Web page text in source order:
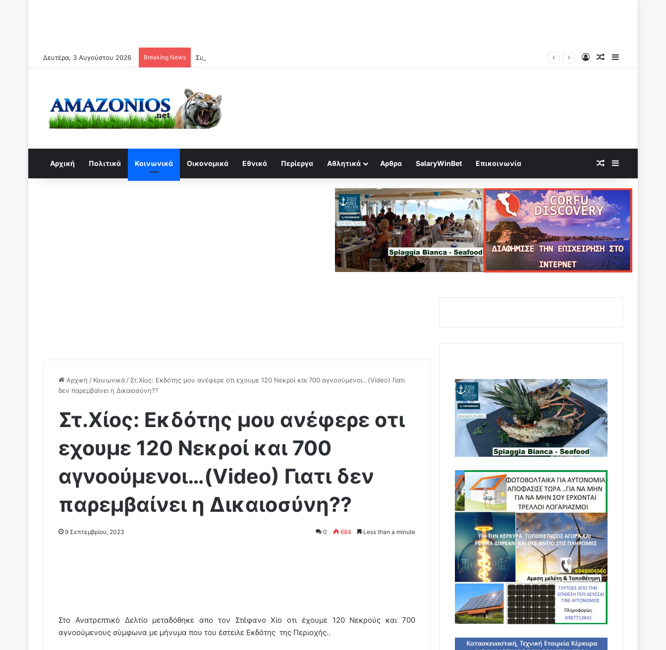
Δευτέρα, 3 Αυγούστου 2026 Breaking News Συναγερμός για κραχ τύπου 1929 και τραπεζική κατάρρευση Log InRandom Article
Αρχική Πολιτικά Κοινωνικά Οικονομικά Εθνικά Περίεργα Αθλητικά Αρθρα SalaryWinBet Επικοινωνία Random Article
Αρχική / Κοινωνικά / Στ.Χίος: Εκδότης μου ανέφερε οτι εχουμε 120 Νεκροί και 700 αγνοούμενοι…(Video) Γιατι
δεν παρεμβαίνει η Δικαιοσύνη??
Στ.Χίος: Εκδότης μου ανέφερε οτι
εχουμε 120 Νεκροί και 700
αγνοούμενοι…(Video) Γιατι δεν
παρεμβαίνει η Δικαιοσύνη??
9 Σεπτεμβρίου, 2023 0 684 Less than a minute
Στο Ανατρεπτικό Δελτίο μεταδόθηκε απο τον Στέφανο Χίο οτι έχουμε 120 Νεκρούς και 700
αγνοούμενους σύμφωνα με μήνυμα που του έστειλε Εκδότης της Περιοχής..